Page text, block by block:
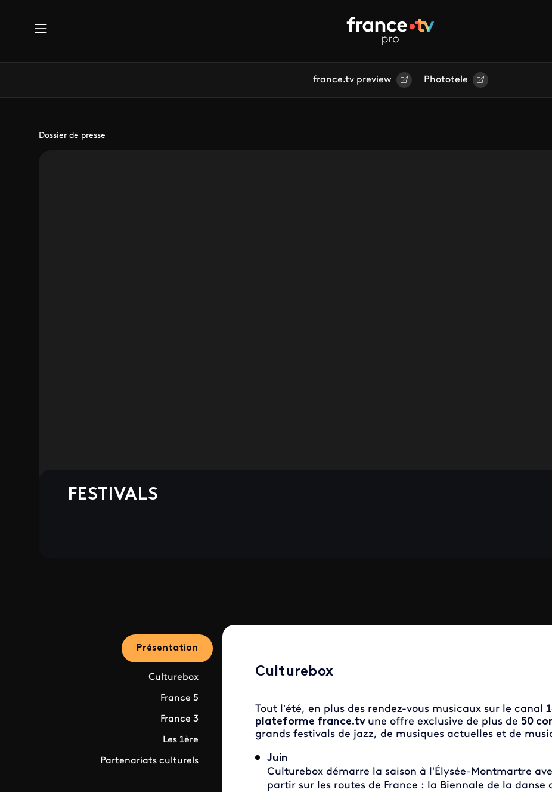
france.tv preview Phototele
Dossier de presse
FESTIVALS
Présentation
Culturebox
France 5
France 3
Les 1ère
Partenariats culturels
Culturebox
Tout l’été, en plus des rendez-vous musicaux sur le canal
plateforme france.tv une offre exclusive de plus de 50
grands festivals de jazz, de musiques actuelles et de
Juin
Culturebox démarre la saison à l'Élysée-Montmartre
partir sur les routes de France : la Biennale de la danse